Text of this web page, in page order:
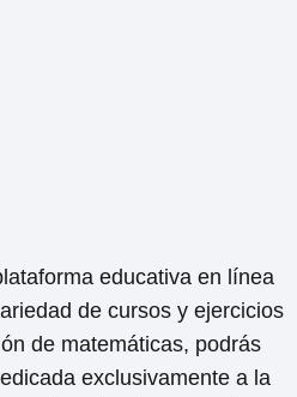
educativa en línea
de cursos y ejercicios
de matemáticas, podrás
exclusivamente a la